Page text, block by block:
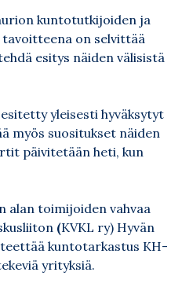
kuntotutkijoiden ja
on selvittää
esitys näiden välisistä
yleisesti hyväksytyt
myös suositukset näiden
päivitetään heti, kun
alan toimijoiden vahvaa
(KVKL ry) Hyvän
kuntotarkastus KH-
yrityksiä.